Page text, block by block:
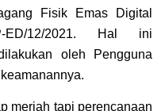
Fisik Emas Digital
ED/12/2021. Hal ini
oleh Pengguna
meriah tapi perencanaan